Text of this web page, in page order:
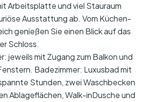
Arbeitsplatte und viel Stauraum
Ausstattung ab. Vom Küchen-
genießen Sie einen Blick auf das
Schloss.
jeweils mit Zugang zum Balkon und
Badezimmer: Luxusbad mit
Stunden, zwei Waschbecken
Ablageflächen, Walk-inDusche und